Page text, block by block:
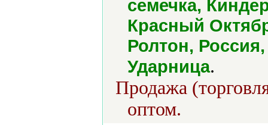
семечка,
Красный
Ролтон,
Ударница.
Продажа
оптом.